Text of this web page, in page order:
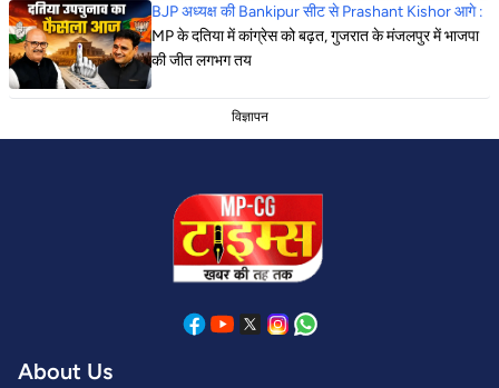
BJP अध्यक्ष की Bankipur सीट से Prashant Kishor आगे :
MP के दतिया में कांग्रेस को बढ़त, गुजरात के मंजलपुर में भाजपा
की जीत लगभग तय
विज्ञापन
About Us